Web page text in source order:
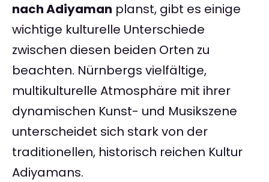
nach Adiyaman planst, gibt es einige
wichtige kulturelle Unterschiede
zwischen diesen beiden Orten zu
beachten. Nürnbergs vielfältige,
multikulturelle Atmosphäre mit ihrer
dynamischen Kunst- und Musikszene
unterscheidet sich stark von der
traditionellen, historisch reichen Kultur
Adiyamans.